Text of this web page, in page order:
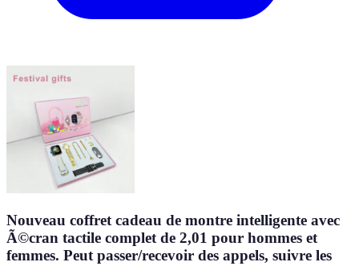
Nouveau coffret cadeau de montre intelligente avec
Ã©cran tactile complet de 2,01 pour hommes et
femmes. Peut passer/recevoir des appels, suivre les